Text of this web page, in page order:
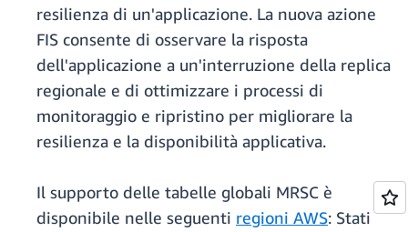
resilienza di un'applicazione. La nuova azione
FIS consente di osservare la risposta
dell'applicazione a un'interruzione della replica
regionale e di ottimizzare i processi di
monitoraggio e ripristino per migliorare la
resilienza e la disponibilità applicativa.
Il supporto delle tabelle globali MRSC è
disponibile nelle seguenti regioni AWS: Stati